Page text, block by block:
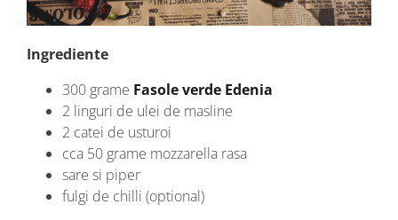
Ingrediente
300 grame Fasole verde Edenia
2 linguri de ulei de masline
2 catei de usturoi
cca 50 grame mozzarella rasa
sare si piper
fulgi de chilli (optional)